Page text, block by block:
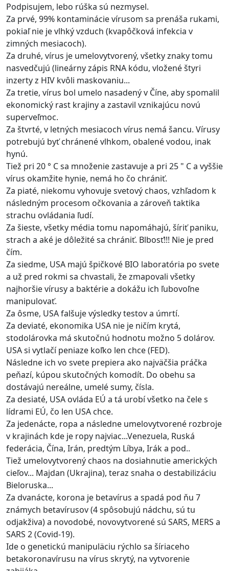
Podpisujem, lebo rúška sú nezmysel.
Za prvé, 99% kontaminácie vírusom sa prenáša rukami,
pokiaľ nie je vlhký vzduch (kvapôčková infekcia v
zimných mesiacoch).
Za druhé, vírus je umelovytvorený, všetky znaky tomu
nasvedčujú (lineárny zápis RNA kódu, vložené štyri
inzerty z HIV kvôli maskovaniu...
Za tretie, vírus bol umelo nasadený v Číne, aby spomalil
ekonomický rast krajiny a zastavil vznikajúcu novú
superveľmoc.
Za štvrté, v letných mesiacoch vírus nemá šancu. Vírusy
potrebujú byť chránené vlhkom, obalené vodou, inak
hynú.
Tiež pri 20 ° C sa množenie zastavuje a pri 25 " C a vyššie
vírus okamžite hynie, nemá ho čo chrániť.
Za piaté, niekomu vyhovuje svetový chaos, vzhľadom k
následným procesom očkovania a zároveň taktika
strachu ovládania ľudí.
Za šieste, všetky média tomu napomáhajú, šíriť paniku,
strach a aké je dôležité sa chrániť. Blbosť!!! Nie je pred
čím.
Za siedme, USA majú špičkové BIO laboratória po svete
a už pred rokmi sa chvastali, že zmapovali všetky
najhoršie vírusy a baktérie a dokážu ich ľubovoľne
manipulovať.
Za ôsme, USA falšuje výsledky testov a úmrtí.
Za deviaté, ekonomika USA nie je ničím krytá,
stodolárovka má skutočnú hodnotu možno 5 dolárov.
USA si vytlačí peniaze koľko len chce (FED).
Následne ich vo svete prepiera ako najväčšia práčka
peňazí, kúpou skutočných komodít. Do obehu sa
dostávajú nereálne, umelé sumy, čísla.
Za desiaté, USA ovláda EÚ a tá urobí všetko na čele s
lídrami EÚ, čo len USA chce.
Za jedenácte, ropa a následne umelovytvorené rozbroje
v krajinách kde je ropy najviac...Venezuela, Ruská
federácia, Čína, Irán, predtým Líbya, Irák a pod..
Tiež umelovytvorený chaos na dosiahnutie amerických
cieľov... Majdan (Ukrajina), teraz snaha o destabilizáciu
Bieloruska...
Za dvanácte, korona je betavírus a spadá pod ňu 7
známych betavírusov (4 spôsobujú nádchu, sú tu
odjakživa) a novodobé, novovytvorené sú SARS, MERS a
SARS 2 (Covid-19).
Ide o genetickú manipuläciu rýchlo sa šíriaceho
betakoronavírusu na vírus skrytý, na vytvorenie